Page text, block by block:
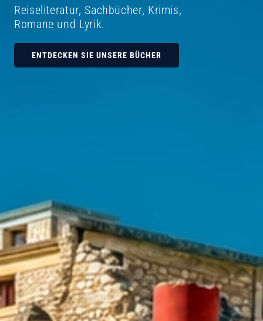
Reiseliteratur, Sachbücher, Krimis,
Romane und Lyrik.
ENTDECKEN SIE UNSERE BÜCHER